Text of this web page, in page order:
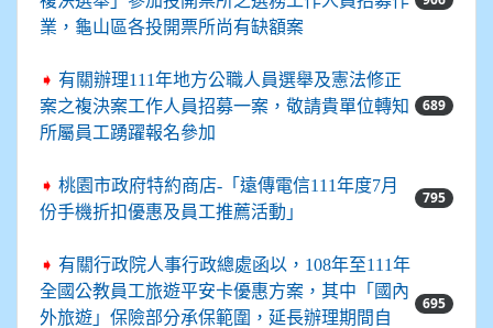
業，龜山區各投開票所尚有缺額案
➧ 有關辦理111年地方公職人員選舉及憲法修正
案之複決案工作人員招募一案，敬請貴單位轉知
所屬員工踴躍報名參加
689
➧ 桃園市政府特約商店-「遠傳電信111年度7月
份手機折扣優惠及員工推薦活動」
795
➧ 有關行政院人事行政總處函以，108年至111年
全國公教員工旅遊平安卡優惠方案，其中「國內
外旅遊」保險部分承保範圍，延長辦理期間自
695